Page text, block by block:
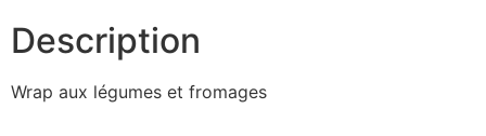
Description
Wrap aux légumes et fromages